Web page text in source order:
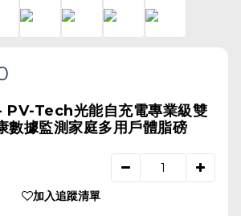
Tech光能自充電專業級雙
數據監測家庭多用戶體脂磅
加入追蹤清單